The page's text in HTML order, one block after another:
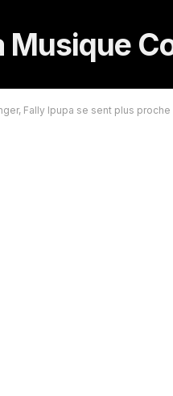
Fally Ipupa se sent plus proche